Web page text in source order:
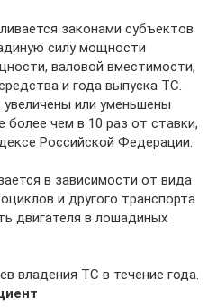
законами субъектов
силу мощности
валовой вместимости,
и года выпуска ТС.
или уменьшены
чем в 10 раз от ставки,
Российской Федерации.
в зависимости от вида
и другого транспорта
двигателя в лошадиных
владения ТС в течение года.